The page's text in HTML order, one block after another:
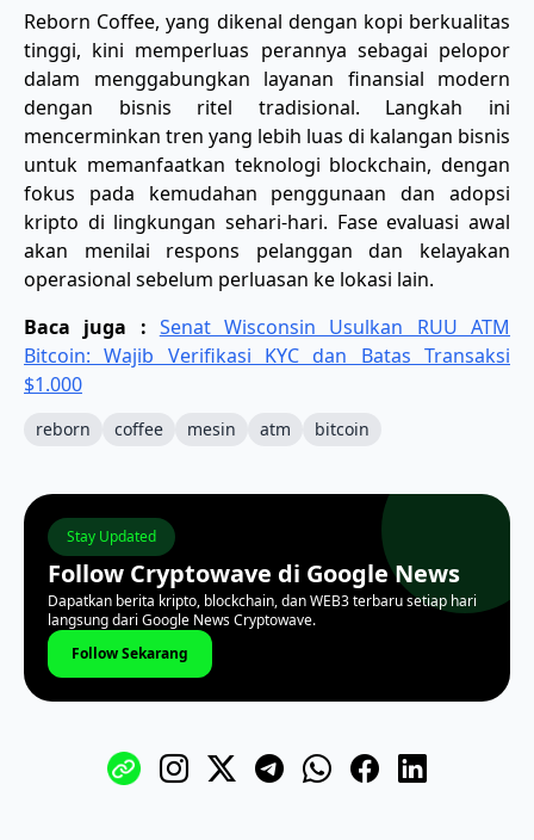
Reborn Coffee, yang dikenal dengan kopi berkualitas
tinggi, kini memperluas perannya sebagai pelopor
dalam menggabungkan layanan finansial modern
dengan bisnis ritel tradisional. Langkah ini
mencerminkan tren yang lebih luas di kalangan bisnis
untuk memanfaatkan teknologi blockchain, dengan
fokus pada kemudahan penggunaan dan adopsi
kripto di lingkungan sehari-hari. Fase evaluasi awal
akan menilai respons pelanggan dan kelayakan
operasional sebelum perluasan ke lokasi lain.
Baca juga : Senat Wisconsin Usulkan RUU ATM
Bitcoin: Wajib Verifikasi KYC dan Batas Transaksi
$1.000
reborn coffee mesin atm bitcoin
Stay Updated
Follow Cryptowave di Google News
Dapatkan berita kripto, blockchain, dan WEB3 terbaru setiap hari
langsung dari Google News Cryptowave.
Follow Sekarang